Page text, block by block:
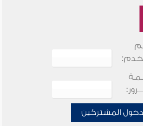
دخول المشتركين